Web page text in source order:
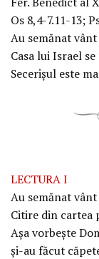
Os 8,4-7.11-13;
Au semănat
Casa lui Israel
Secerişul este
LECTURA I
Au semănat
Citire din cartea
Aşa vorbeşte
şi-au făcut